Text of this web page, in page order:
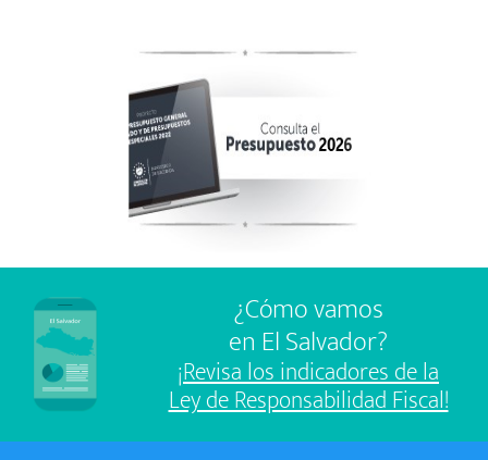
¿Cómo vamos
en El Salvador?
¡Revisa los indicadores de la
Ley de Responsabilidad Fiscal!